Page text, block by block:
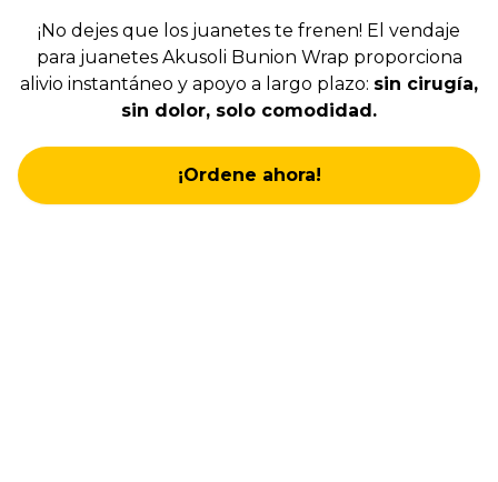
¡No dejes que los juanetes te frenen! El vendaje
para juanetes Akusoli Bunion Wrap proporciona
alivio instantáneo y apoyo a largo plazo: sin cirugía,
sin dolor, solo comodidad.
¡Ordene ahora!